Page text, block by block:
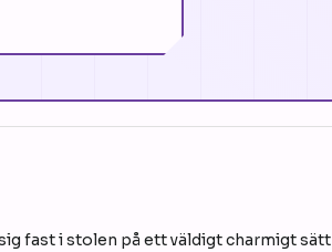
fast i stolen på ett väldigt charmigt sätt